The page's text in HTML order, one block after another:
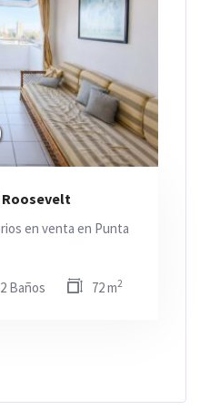
Roosevelt
en venta en Punta
2 Baños 72 m2